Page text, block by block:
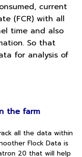
current
(FCR) with all
time and also
So that
for analysis of
the farm
all the data within
Flock Data is
20 that will help